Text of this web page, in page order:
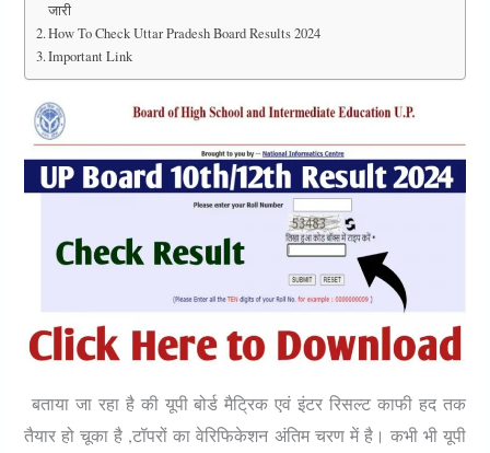
जारी
How To Check Uttar Pradesh Board Results 2024
Important Link
बताया जा रहा है की यूपी बोर्ड मैट्रिक एवं इंटर रिसल्ट काफी हद तक
तैयार हो चूका है ,टॉपरों का वेरिफिकेशन अंतिम चरण में है। कभी भी यूपी